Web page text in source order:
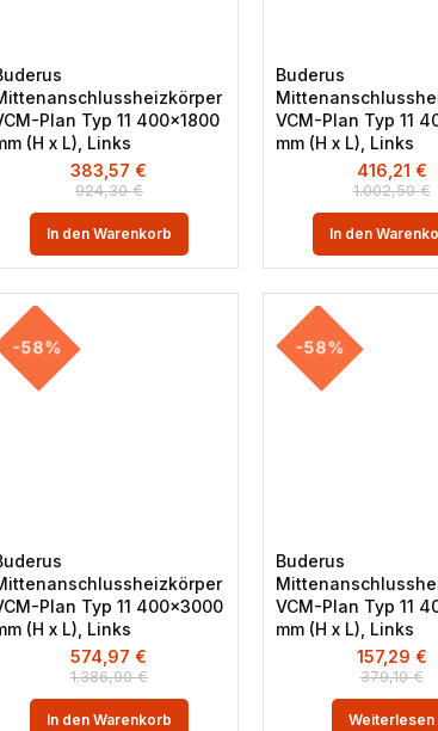
Plan Typ 11 400×1800
(H x L), Links
924,30€
383,57 €
In den Warenkorb
Buderus
VCM-Plan Typ 11
mm (H x L), Links
1.002,50€
416,21 €
In den
-58%
Plan Typ 11 400×3000
(H x L), Links
1.386,90€
574,97 €
In den Warenkorb
-58%
Buderus
VCM-Plan Typ 11
mm (H x L), Links
379,10€
157,29 €
Weiterlesen